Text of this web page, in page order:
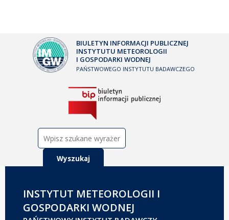
BIULETYN INFORMACJI PUBLICZNEJ
INSTYTUTU METEOROLOGII
I GOSPODARKI WODNEJ
PAŃSTWOWEGO INSTYTUTU BADAWCZEGO
INSTYTUT METEOROLOGII I
GOSPODARKI WODNEJ